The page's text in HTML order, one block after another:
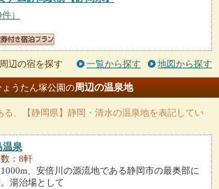
）
辺の宿を探す 一覧から探す 地図から探す
ょうたん塚公園の周辺の温泉地
る、【静岡県】静岡・清水の温泉地を表記してい
温泉
：8軒
、安倍川の源流地である静岡市の最奥部に
湯治場として